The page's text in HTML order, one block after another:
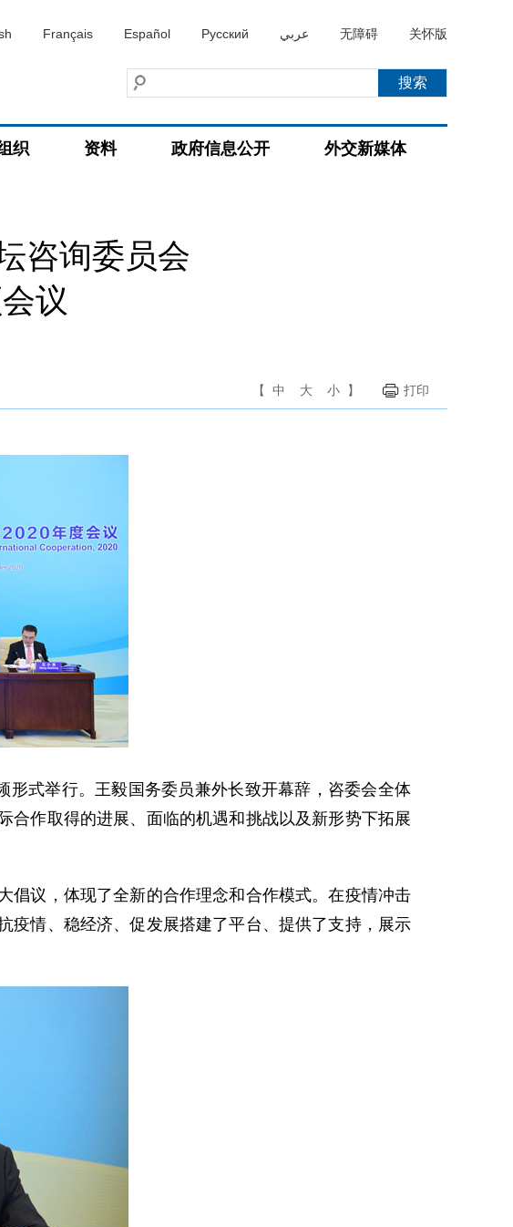
Français Español Русский عربي 无障碍 关怀版
织 资料 政府信息公开 外交新媒体
咨询委员会
议
【 中 大 小 】 打印
式举行。王毅国务委员兼外长致开幕辞，咨委会全体
合作取得的进展、面临的机遇和挑战以及新形势下拓展
议，体现了全新的合作理念和合作模式。在疫情冲击
疫情、稳经济、促发展搭建了平台、提供了支持，展示